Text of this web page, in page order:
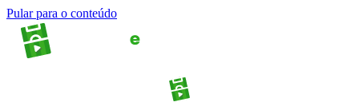
Pular para o conteúdo